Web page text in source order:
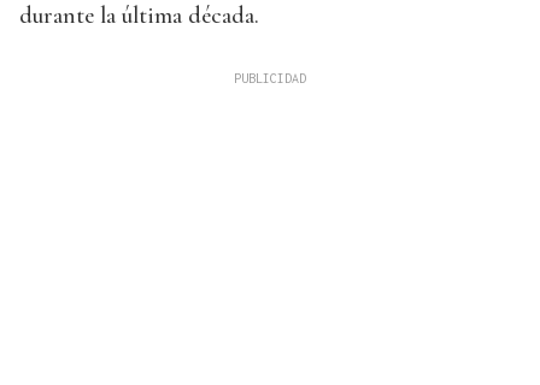
durante la última década.